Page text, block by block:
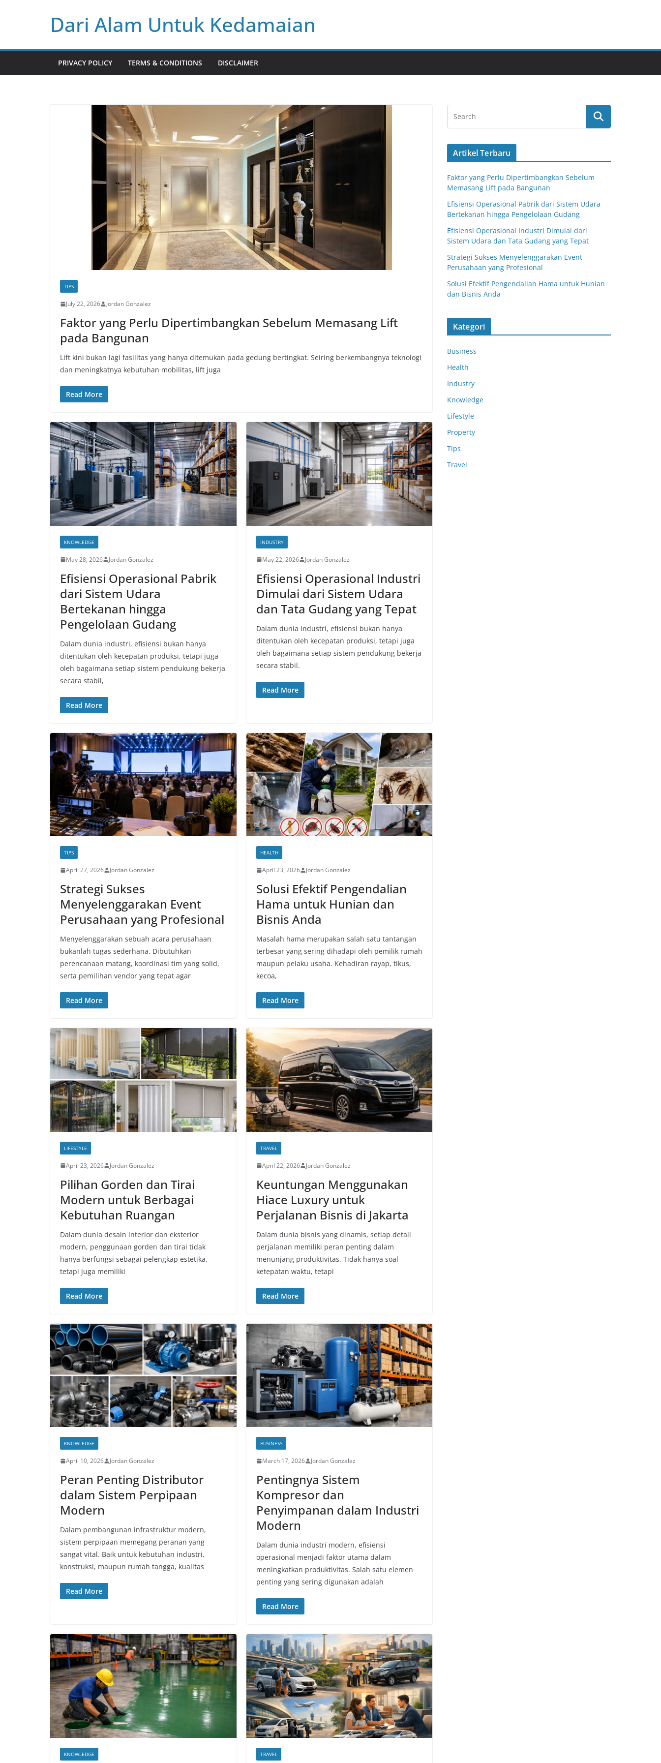
Dari Alam Untuk Kedamaian
PRIVACY POLICY TERMS & CONDITIONS DISCLAIMER
TIPS
July 22, 2026 Jordan Gonzalez
Faktor yang Perlu Dipertimbangkan Sebelum Memasang Lift
pada Bangunan
Lift kini bukan lagi fasilitas yang hanya ditemukan pada gedung bertingkat. Seiring berkembangnya teknologi
dan meningkatnya kebutuhan mobilitas, lift juga
Read More
KNOWLEDGE
May 28, 2026 Jordan Gonzalez
Efisiensi Operasional Pabrik
dari Sistem Udara
Bertekanan hingga
Pengelolaan Gudang
Dalam dunia industri, efisiensi bukan hanya
ditentukan oleh kecepatan produksi, tetapi juga
oleh bagaimana setiap sistem pendukung bekerja
secara stabil,
Read More
INDUSTRY
May 22, 2026 Jordan Gonzalez
Efisiensi Operasional Industri
Dimulai dari Sistem Udara
dan Tata Gudang yang Tepat
Dalam dunia industri, efisiensi bukan hanya
ditentukan oleh kecepatan produksi, tetapi juga
oleh bagaimana setiap sistem pendukung bekerja
secara stabil.
Read More
TIPS
April 27, 2026 Jordan Gonzalez
Strategi Sukses
Menyelenggarakan Event
Perusahaan yang Profesional
Menyelenggarakan sebuah acara perusahaan
bukanlah tugas sederhana. Dibutuhkan
perencanaan matang, koordinasi tim yang solid,
serta pemilihan vendor yang tepat agar
Read More
HEALTH
April 23, 2026 Jordan Gonzalez
Solusi Efektif Pengendalian
Hama untuk Hunian dan
Bisnis Anda
Masalah hama merupakan salah satu tantangan
terbesar yang sering dihadapi oleh pemilik rumah
maupun pelaku usaha. Kehadiran rayap, tikus,
kecoa,
Read More
LIFESTYLE
April 23, 2026 Jordan Gonzalez
Pilihan Gorden dan Tirai
Modern untuk Berbagai
Kebutuhan Ruangan
Dalam dunia desain interior dan eksterior
modern, penggunaan gorden dan tirai tidak
hanya berfungsi sebagai pelengkap estetika,
tetapi juga memiliki
Read More
TRAVEL
April 22, 2026 Jordan Gonzalez
Keuntungan Menggunakan
Hiace Luxury untuk
Perjalanan Bisnis di Jakarta
Dalam dunia bisnis yang dinamis, setiap detail
perjalanan memiliki peran penting dalam
menunjang produktivitas. Tidak hanya soal
ketepatan waktu, tetapi
Read More
KNOWLEDGE
April 10, 2026 Jordan Gonzalez
Peran Penting Distributor
dalam Sistem Perpipaan
Modern
Dalam pembangunan infrastruktur modern,
sistem perpipaan memegang peranan yang
sangat vital. Baik untuk kebutuhan industri,
konstruksi, maupun rumah tangga, kualitas
Read More
BUSINESS
March 17, 2026 Jordan Gonzalez
Pentingnya Sistem
Kompresor dan
Penyimpanan dalam Industri
Modern
Dalam dunia industri modern, efisiensi
operasional menjadi faktor utama dalam
meningkatkan produktivitas. Salah satu elemen
penting yang sering digunakan adalah
Read More
KNOWLEDGE TRAVEL
Artikel Terbaru
Faktor yang Perlu Dipertimbangkan Sebelum
Memasang Lift pada Bangunan
Efisiensi Operasional Pabrik dari Sistem Udara
Bertekanan hingga Pengelolaan Gudang
Efisiensi Operasional Industri Dimulai dari
Sistem Udara dan Tata Gudang yang Tepat
Strategi Sukses Menyelenggarakan Event
Perusahaan yang Profesional
Solusi Efektif Pengendalian Hama untuk Hunian
dan Bisnis Anda
Kategori
Business
Health
Industry
Knowledge
Lifestyle
Property
Tips
Travel